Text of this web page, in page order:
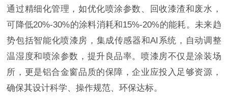
通过精细化管理，如优化喷涂参数、回收漆渣和废水，
可降低20%-30%的涂料消耗和15%-20%的能耗。未来趋
势包括智能化喷漆房，集成传感器和AI系统，自动调整
温湿度和喷涂参数，提升良品率。喷漆房不仅是涂装场
所，更是铝合金窗品质的保障，企业应投入足够资源，
确保其设计科学、操作规范、环保达标。